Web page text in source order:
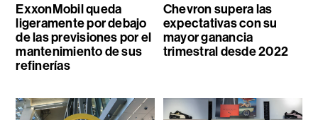
ExxonMobil queda
ligeramente por debajo
de las previsiones por el
mantenimiento de sus
refinerías
Chevron supera las
expectativas con su
mayor ganancia
trimestral desde 2022